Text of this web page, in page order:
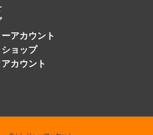
リシー
ョップ
アカウント